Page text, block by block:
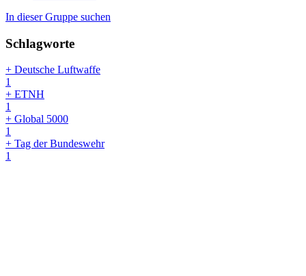
In dieser Gruppe suchen
Schlagworte
+ Deutsche Luftwaffe
1
+ ETNH
1
+ Global 5000
1
+ Tag der Bundeswehr
1